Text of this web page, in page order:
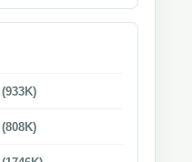
(933K)
(808K)